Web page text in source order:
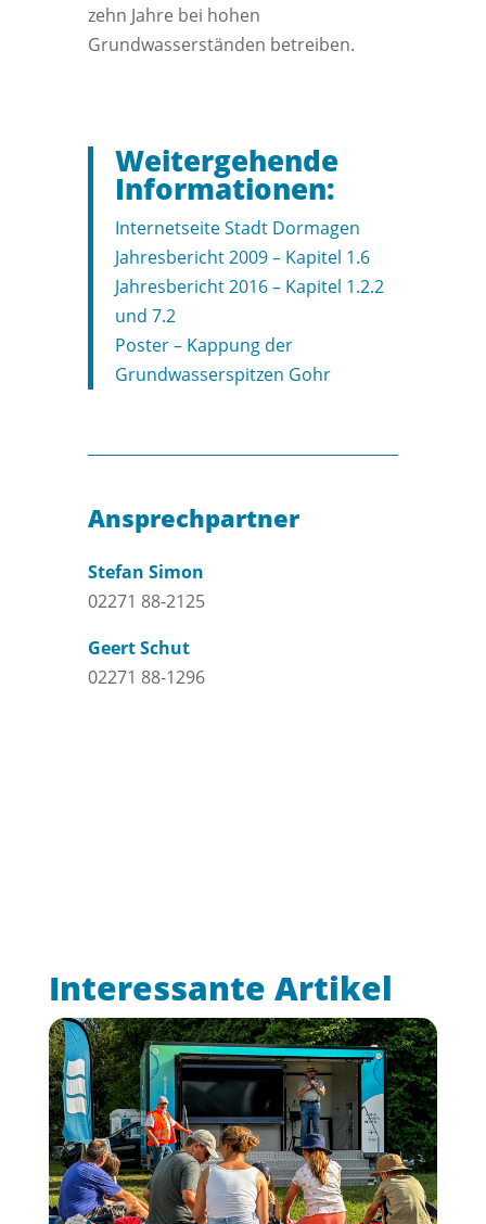
zehn Jahre bei hohen
Grundwasserständen betreiben.
Weitergehende
Informationen:
Internetseite Stadt Dormagen
Jahresbericht 2009 – Kapitel 1.6
Jahresbericht 2016 – Kapitel 1.2.2
und 7.2
Poster – Kappung der
Grundwasserspitzen Gohr
Ansprechpartner
Stefan Simon
02271 88-2125
Geert Schut
02271 88-1296
Interessante Artikel